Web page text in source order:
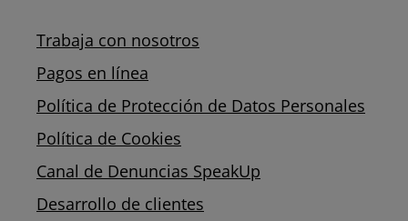
Trabaja con nosotros
Pagos en línea
Política de Protección de Datos Personales
Política de Cookies
Canal de Denuncias SpeakUp
Desarrollo de clientes